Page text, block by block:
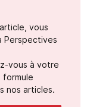
vous
Perspectives
vous à votre
formule
nos articles.